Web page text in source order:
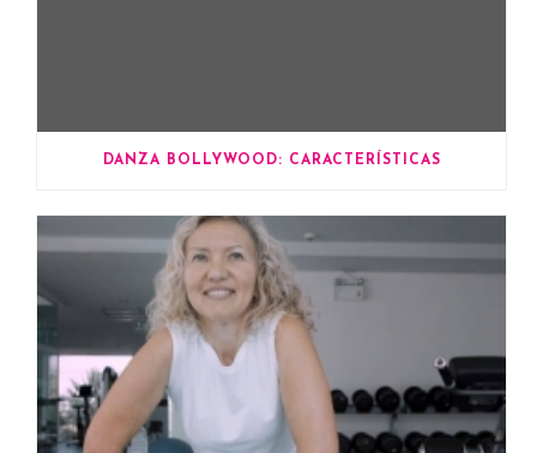
DANZA BOLLYWOOD: CARACTERÍSTICAS